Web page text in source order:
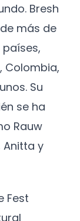
Bresh
más de
Colombia,
Su
se ha
Rauw
Anitta y
Fest